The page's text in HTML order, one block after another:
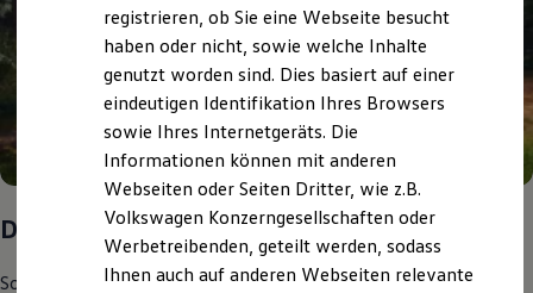
Elektro - & Hybridfahrzeuge
Unser Ansatz
Klimafreundlicher Strom
Reichweite & Ladelösungen
Reichweitensimulator
Ladezeitensimulator
Ladelösungen für Privatkunden
Ladelösungen für Gewerbekunden
Wallbox und Ladekabel
Förderung & Kosten der Elektrofahrzeuge
Fördermöglichkeiten für Privatkunden
Fördermöglichkeiten für Gewerbekunden
Das Sommer-Special
Sommer ist auch Urlaubszeit und heißt für viele Menschen
registrieren, ob Sie eine Webseite besucht
haben oder nicht, sowie welche Inhalte
genutzt worden sind. Dies basiert auf einer
eindeutigen Identifikation Ihres Browsers
sowie Ihres Internetgeräts. Die
Informationen können mit anderen
Webseiten oder Seiten Dritter, wie z.B.
Volkswagen Konzerngesellschaften oder
Werbetreibenden, geteilt werden, sodass
Ihnen auch auf anderen Webseiten relevante